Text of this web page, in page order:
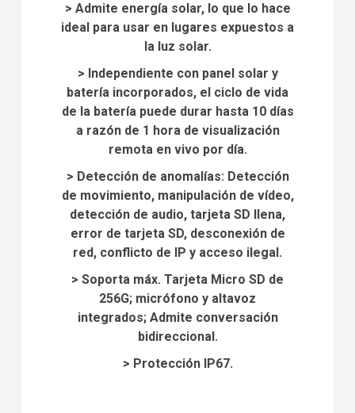
> Admite energía solar, lo que lo hace
ideal para usar en lugares expuestos a
la luz solar.
> Independiente con panel solar y
batería incorporados, el ciclo de vida
de la batería puede durar hasta 10 días
a razón de 1 hora de visualización
remota en vivo por día.
> Detección de anomalías: Detección
de movimiento, manipulación de vídeo,
detección de audio, tarjeta SD llena,
error de tarjeta SD, desconexión de
red, conflicto de IP y acceso ilegal.
> Soporta máx. Tarjeta Micro SD de
256G; micrófono y altavoz
integrados; Admite conversación
bidireccional.
> Protección IP67.